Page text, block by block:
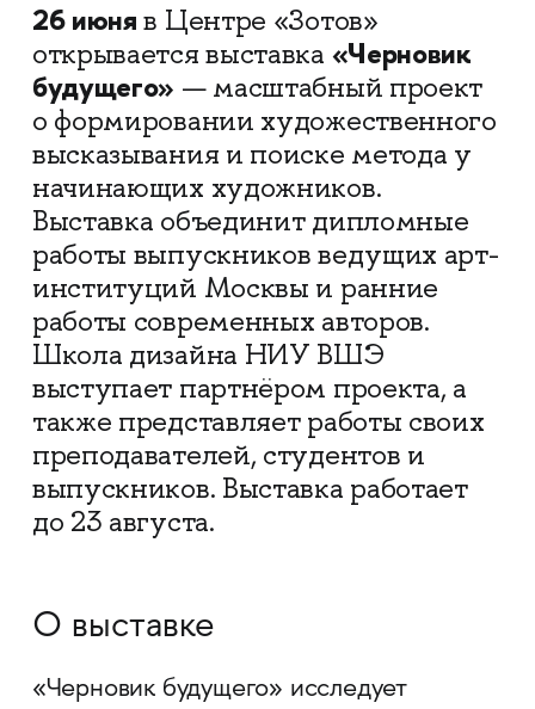
26 июня в Центре «Зотов»
открывается выставка «Черновик
будущего» — масштабный проект
о формировании художественного
высказывания и поиске метода у
начинающих художников.
Выставка объединит дипломные
работы выпускников ведущих арт-
институций Москвы и ранние
работы современных авторов.
Школа дизайна НИУ ВШЭ
выступает партнёром проекта, а
также представляет работы своих
преподавателей, студентов и
выпускников. Выставка работает
до 23 августа.
О выставке
«Черновик будущего» исследует